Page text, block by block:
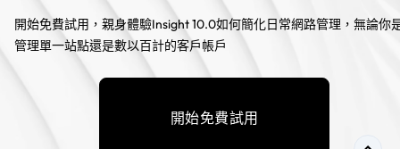
開始免費試用，親身體驗Insight 10.0如何簡化日常網路管理，無論你
管理單一站點還是數以百計的客戶帳戶
開始免費試用